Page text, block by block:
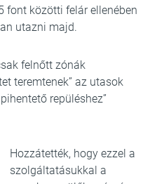
font közötti felár ellenében
utazni majd.
felnőtt zónák
teremtenek” az utasok
repüléshez”
Hozzátették, hogy ezzel a
szolgáltatásukkal a